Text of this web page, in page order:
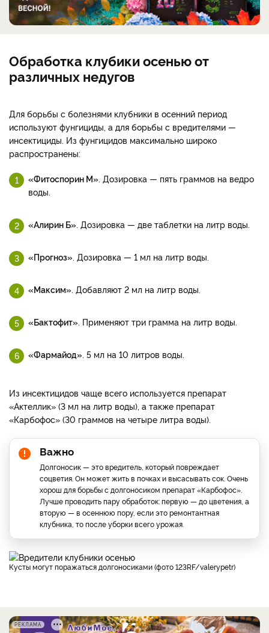
Обработка клубики осенью от
различных недугов
Для борьбы с болезнями клубники в осенний период
используют фунгициды, а для борьбы с вредителями —
инсектициды. Из фунгицидов максимально широко
распространены:
«Фитоспорин М». Дозировка — пять граммов на ведро
воды.
«Алирин Б». Дозировка — две таблетки на литр воды.
«Прогноз». Дозировка — 1 мл на литр воды.
«Максим». Добавляют 2 мл на литр воды.
«Бактофит». Применяют три грамма на литр воды.
«Фармайод». 5 мл на 10 литров воды.
Из инсектицидов чаще всего используется препарат
«Актеллик» (3 мл на литр воды), а также препарат
«Карбофос» (30 граммов на четыре литра воды).
Важно
Долгоносик — это вредитель, который повреждает
соцветия. Он может жить в почках и высасывать сок. Очень
хорош для борьбы с долгоносиком препарат «Карбофос».
Лучше проводить пару обработок: первую — до цветения, а
вторую — в осеннюю пору, если это ремонтантная
клубника, то после уборки всего урожая.
Кусты могут поражаться долгоносиками (фото 123RF/valerypetr)
РЕКЛАМА